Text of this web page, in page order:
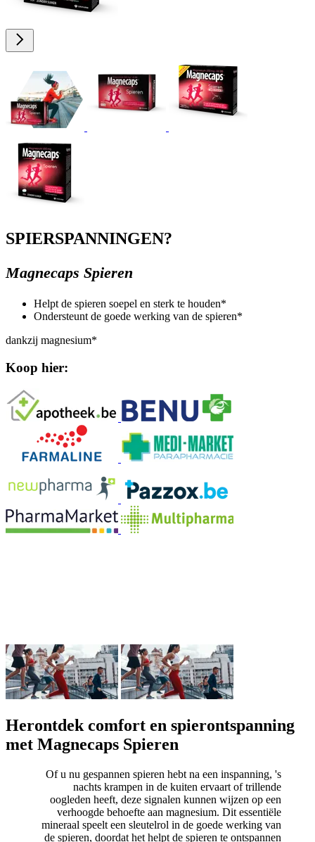
SPIERSPANNINGEN?
Magnecaps Spieren
Helpt de spieren soepel en sterk te houden*
Ondersteunt de goede werking van de spieren*
dankzij magnesium*
Koop hier:
Herontdek comfort en spierontspanning
met Magnecaps Spieren
Of u nu gespannen spieren hebt na een inspanning, 's
nachts krampen in de kuiten ervaart of trillende
oogleden heeft, deze signalen kunnen wijzen op een
verhoogde behoefte aan magnesium. Dit essentiële
mineraal speelt een sleutelrol in de goede werking van
de spieren, doordat het helpt de spieren te ontspannen